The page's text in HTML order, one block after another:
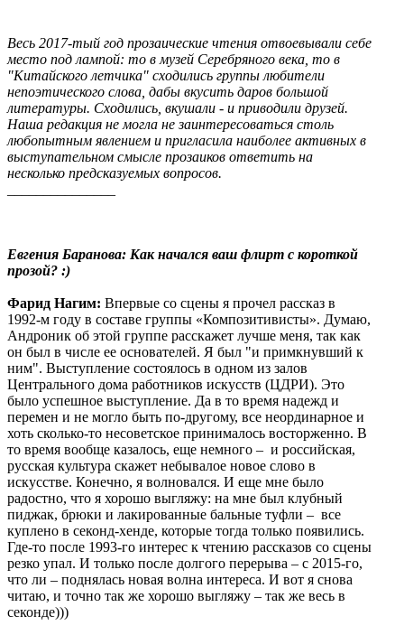
Весь 2017-тый год прозаические чтения отвоевывали себе
место под лампой: то в музей Серебряного века, то в
"Китайского летчика" сходились группы любители
непоэтического слова, дабы вкусить даров большой
литературы. Сходились, вкушали - и приводили друзей.
Наша редакция не могла не заинтересоваться столь
любопытным явлением и пригласила наиболее активных в
выступательном смысле прозаиков ответить на
несколько предсказуемых вопросов.
Евгения Баранова: Как начался ваш флирт с короткой
прозой? :)
Фарид Нагим: Впервые со сцены я прочел рассказ в
1992-м году в составе группы «Композитивисты». Думаю,
Андроник об этой группе расскажет лучше меня, так как
он был в числе ее основателей. Я был "и примкнувший к
ним". Выступление состоялось в одном из залов
Центрального дома работников искусств (ЦДРИ). Это
было успешное выступление. Да в то время надежд и
перемен и не могло быть по-другому, все неординарное и
хоть сколько-то несоветское принималось восторженно. В
то время вообще казалось, еще немного – и российская,
русская культура скажет небывалое новое слово в
искусстве. Конечно, я волновался. И еще мне было
радостно, что я хорошо выгляжу: на мне был клубный
пиджак, брюки и лакированные бальные туфли – все
куплено в секонд-хенде, которые тогда только появились.
Где-то после 1993-го интерес к чтению рассказов со сцены
резко упал. И только после долгого перерыва – с 2015-го,
что ли – поднялась новая волна интереса. И вот я снова
читаю, и точно так же хорошо выгляжу – так же весь в
секонде)))